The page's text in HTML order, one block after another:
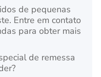
de pequenas
Entre em contato
para obter mais
de remessa